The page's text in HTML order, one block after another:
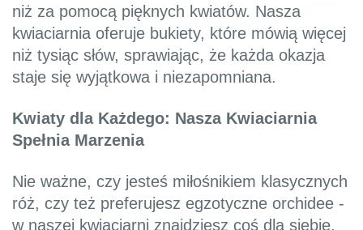
niż za pomocą pięknych kwiatów. Nasza
kwiaciarnia oferuje bukiety, które mówią więcej
niż tysiąc słów, sprawiając, że każda okazja
staje się wyjątkowa i niezapomniana.
Kwiaty dla Każdego: Nasza Kwiaciarnia
Spełnia Marzenia
Nie ważne, czy jesteś miłośnikiem klasycznych
róż, czy też preferujesz egzotyczne orchidee -
w naszej kwiaciarni znajdziesz coś dla siebie.